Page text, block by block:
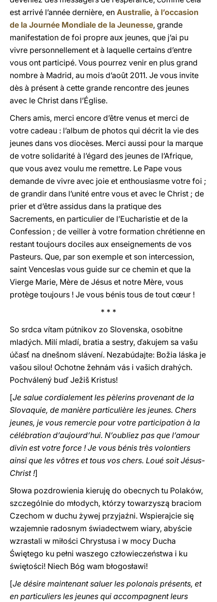
est arrivé l’année dernière, en Australie, à l’occasion
de la Journée Mondiale de la Jeunesse, grande
manifestation de foi propre aux jeunes, que j’ai pu
vivre personnellement et à laquelle certains d’entre
vous ont participé. Vous pourrez venir en plus grand
nombre à Madrid, au mois d’août 2011. Je vous invite
dès à présent à cette grande rencontre des jeunes
avec le Christ dans l’Église.
Chers amis, merci encore d’être venus et merci de
votre cadeau : l’album de photos qui décrit la vie des
jeunes dans vos diocèses. Merci aussi pour la marque
de votre solidarité à l’égard des jeunes de l’Afrique,
que vous avez voulu me remettre. Le Pape vous
demande de vivre avec joie et enthousiasme votre foi ;
de grandir dans l’unité entre vous et avec le Christ ; de
prier et d’être assidus dans la pratique des
Sacrements, en particulier de l’Eucharistie et de la
Confession ; de veiller à votre formation chrétienne en
restant toujours dociles aux enseignements de vos
Pasteurs. Que, par son exemple et son intercession,
saint Venceslas vous guide sur ce chemin et que la
Vierge Marie, Mère de Jésus et notre Mère, vous
protège toujours ! Je vous bénis tous de tout cœur !
* * *
So srdca vítam pútnikov zo Slovenska, osobitne
mladých. Milí mladí, bratia a sestry, ďakujem sa vašu
účasť na dnešnom slávení. Nezabúdajte: Božia láska je
vašou silou! Ochotne žehnám vás i vašich drahých.
Pochválený buď Ježiš Kristus!
[Je salue cordialement les pèlerins provenant de la
Slovaquie, de manière particulière les jeunes. Chers
jeunes, je vous remercie pour votre participation à la
célébration d’aujourd’hui. N’oubliez pas que l’amour
divin est votre force ! Je vous bénis très volontiers
ainsi que les vôtres et tous vos chers. Loué soit Jésus-
Christ !]
Słowa pozdrowienia kieruję do obecnych tu Polaków,
szczególnie do młodych, którzy towarzyszą braciom
Czechom w duchu żywej przyjaźni. Wspierajcie się
wzajemnie radosnym świadectwem wiary, abyście
wzrastali w miłości Chrystusa i w mocy Ducha
Świętego ku pełni waszego człowieczeństwa i ku
świętości! Niech Bóg wam błogosławi!
[Je désire maintenant saluer les polonais présents, et
en particuliers les jeunes qui accompagnent leurs